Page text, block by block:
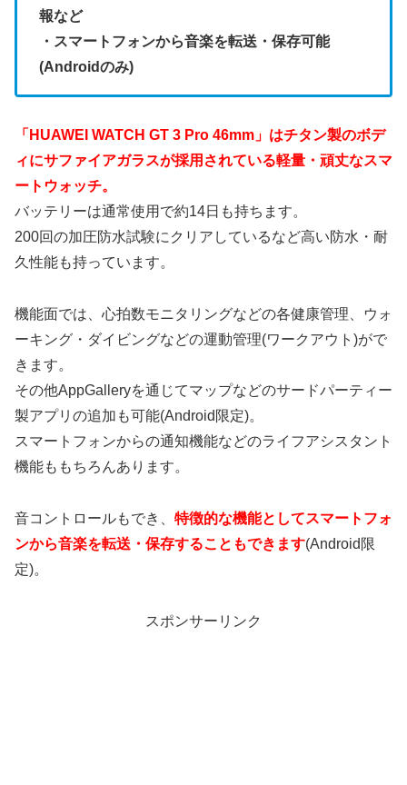
報など
・スマートフォンから音楽を転送・保存可能
(Androidのみ)
「HUAWEI WATCH GT 3 Pro 46mm」はチタン製のボデ
ィにサファイアガラスが採用されている軽量・頑丈なスマ
ートウォッチ。
バッテリーは通常使用で約14日も持ちます。
200回の加圧防水試験にクリアしているなど高い防水・耐
久性能も持っています。
機能面では、心拍数モニタリングなどの各健康管理、ウォ
ーキング・ダイビングなどの運動管理(ワークアウト)がで
きます。
その他AppGalleryを通じてマップなどのサードパーティー
製アプリの追加も可能(Android限定)。
スマートフォンからの通知機能などのライフアシスタント
機能ももちろんあります。
音コントロールもでき、 特徴的な機能としてスマートフォ
ンから音楽を転送・保存することもできます(Android限
定)。
スポンサーリンク